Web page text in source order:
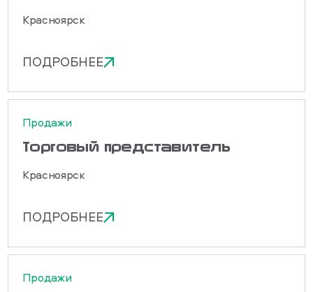
Красноярск
ПОДРОБНЕЕ
Продажи
Торговый представитель
Красноярск
ПОДРОБНЕЕ
Продажи